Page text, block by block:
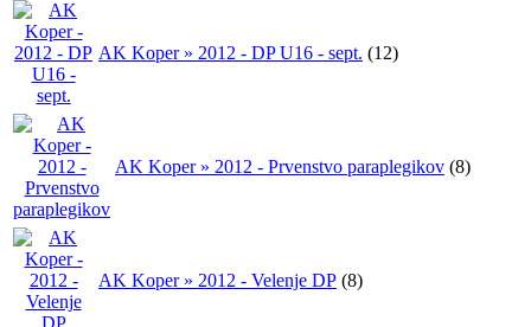
AK Koper » 2012 - DP U16 - sept. (12)
AK Koper » 2012 - Prvenstvo paraplegikov (8)
AK Koper » 2012 - Velenje DP (8)